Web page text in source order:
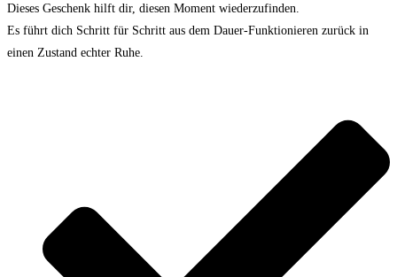
Dieses Geschenk hilft dir, diesen Moment wiederzufinden.
Es führt dich Schritt für Schritt aus dem Dauer-Funktionieren zurück in
einen Zustand echter Ruhe.